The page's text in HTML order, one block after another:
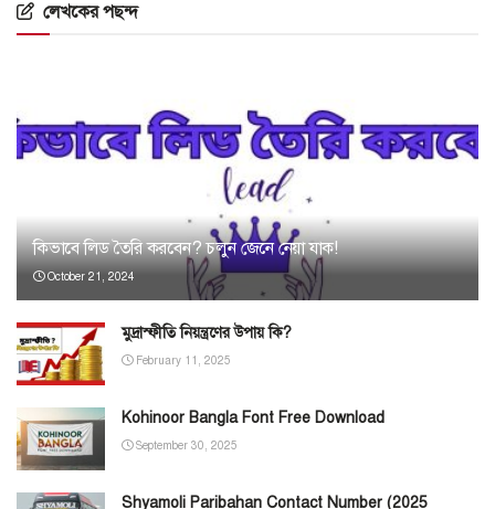
লেখকের পছন্দ
কিভাবে লিড তৈরি করবেন? চলুন জেনে নেয়া যাক!
October 21, 2024
মুদ্রাস্ফীতি নিয়ন্ত্রণের উপায় কি?
February 11, 2025
Kohinoor Bangla Font Free Download
September 30, 2025
Shyamoli Paribahan Contact Number (2025